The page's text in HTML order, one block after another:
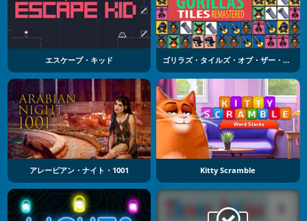
エスケープ・キッド ゴリラズ・タイルズ・オブ・ザー・アネクスペクティド
アレービアン・ナイト・1001 Kitty Scramble